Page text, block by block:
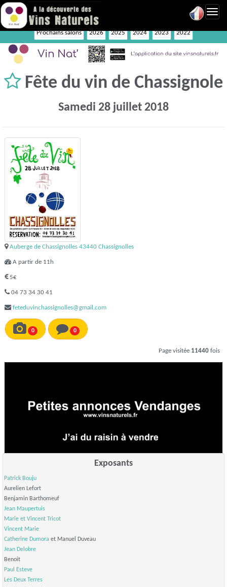
Prochains salons 2026 2025 2024 2023 2022
Fête du vin de Chassignole
Samedi 28 juillet 2018
Auberge de Chassignolles 43440 Chassignolles
A partir de 11h
5€
04 73 34 30 41
feteduvinchassignolles@gmail.com
0 0
Page visitée 11440 fois
Exposants
Patrick Bouju
Aurelien Lefort
Benjamin Barthomeuf
Jean Maupertuis
Marie et Vincent Tricot
Vincent Marie
Catherine Dumora et Manuel Duveau
Jean Delobre
Benoit
Paul Esteve
Les Deux Terres